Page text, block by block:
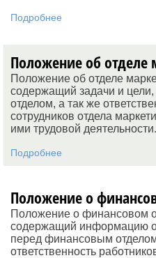
Подробнее
Положение об отделе
Положение об отделе
содержащий задачи и цели,
отделом, а так же
сотрудников отдела
ими трудовой деятельности.
Подробнее
Положение о
Положение о финансовом
содержащий информацию о
перед финансовым
ответственность